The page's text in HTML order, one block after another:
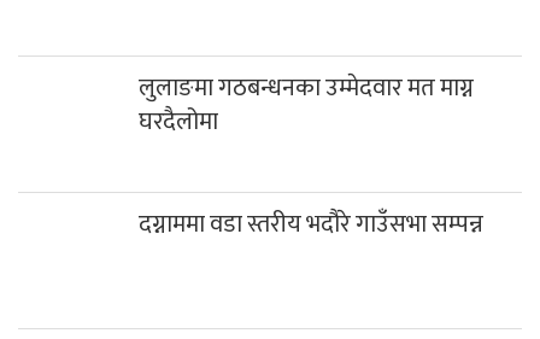
लुलाङमा गठबन्धनका उम्मेदवार मत माग्न
घरदैलोमा
दग्नाममा वडा स्तरीय भदौरे गाउँसभा सम्पन्न